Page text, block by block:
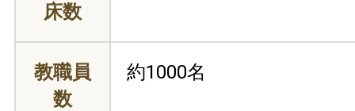
床数
教職員
数
約1000名